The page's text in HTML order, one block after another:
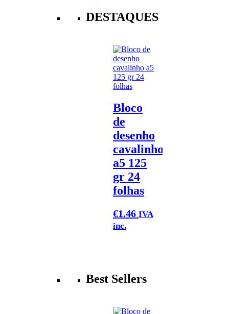
DESTAQUES
Bloco
de
desenho
cavalinho
a5 125
gr 24
folhas
€1.46 IVA
inc.
Best Sellers